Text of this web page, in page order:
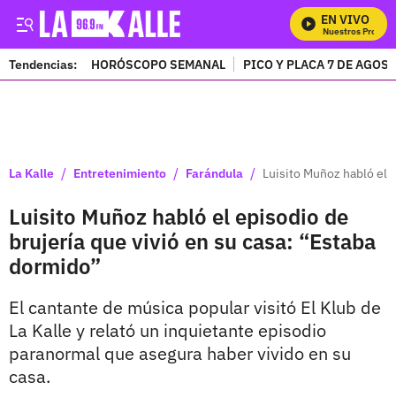
EN VIVO
Mira Todos Nuestros
Tendencias: HORÓSCOPO SEMANAL PICO Y PLACA 7 DE
La Kalle / Entretenimiento / Farándula / Luisito Muñoz habló el
Luisito Muñoz habló el episodio de
brujería que vivió en su casa: “Estaba
dormido”
El cantante de música popular visitó El Klub de
La Kalle y relató un inquietante episodio
paranormal que asegura haber vivido en su
casa.